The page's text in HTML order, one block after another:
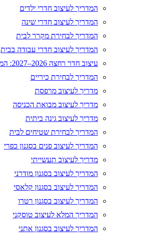
המדריך לעיצוב חדרי ילדים
המדריך לעיצוב חדרי שינה
המדריך לבחירת מקרר לבית
המדריך לעיצוב חדרי עבודה בבית
עיצוב חדר רחצה 2026–2027: המדריך המלא לתכנון נכון
המדריך לבחירת כיריים
מדריך לעיצוב מרפסת
מדריך לעיצוב מבואת הכניסה
מדריך לעיצוב גינה ביתית
המדריך לבחירת שטיחים לבית
המדריך לעיצוב פנים בסגנון כפרי
מדריך לעיצוב תעשייתי
המדריך לעיצוב בסגנון מודרני
המדריך לעיצוב בסגנון קלאסי
המדריך לעיצוב בסגנון רטרו
המדריך המלא לעיצוב טוסקני
המדריך לעיצוב בסגנון אתני